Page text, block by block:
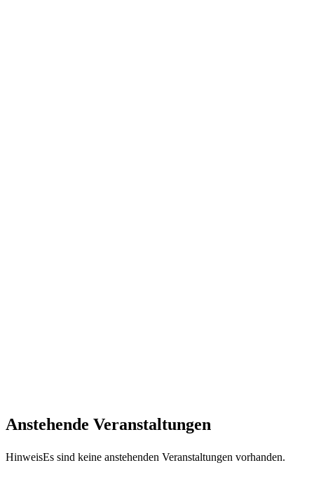
Anstehende Veranstaltungen
HinweisEs sind keine anstehenden Veranstaltungen vorhanden.